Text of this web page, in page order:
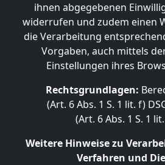
ihnen abgegebenen
widerrufen und zudem einen
die Verarbeitung
Vorgaben, auch mittels
Einstellungen ihres
Rechtsgrundlagen:
(Art. 6 Abs. 1 S. 1 lit. f)
(Art. 6 Abs. 1 S. 1
Weitere Hinweise zu
Verfahren und